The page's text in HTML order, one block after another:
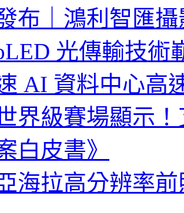
布｜鴻利智匯
光傳輸技術
AI 資料中心高
界級賽場顯示
白皮書》
海拉高分辨率